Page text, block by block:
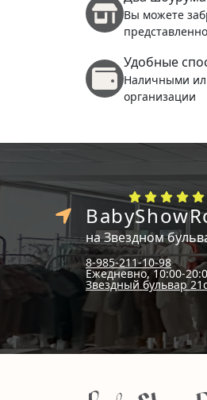
Вы можете
Удобные
Наличными
организации
на Звездном
8-985-211-10-98
Ежедневно, 10:00-
Звездный бульвар